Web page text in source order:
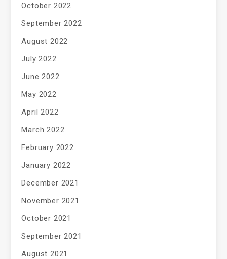
October 2022
September 2022
August 2022
July 2022
June 2022
May 2022
April 2022
March 2022
February 2022
January 2022
December 2021
November 2021
October 2021
September 2021
August 2021